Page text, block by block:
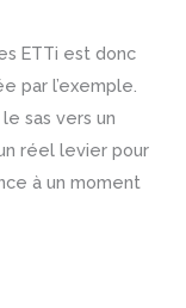
ETTi est donc
par l’exemple.
sas vers un
réel levier pour
à un moment